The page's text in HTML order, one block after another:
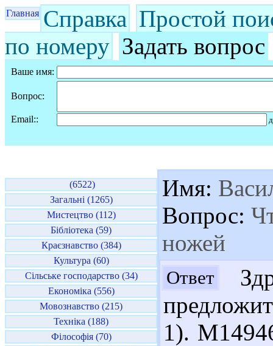
Главная Справка Простой
по номеру Задать вопрос
Ваше имя:
Вопрос:
Email::
(6522)
Загальні (1265)
Мистецтво (112)
Бібліотека (59)
Краєзнавство (384)
Культура (60)
Сільське господарство (34)
Економіка (556)
Мовознавство (215)
Техніка (188)
Філософія (70)
Имя:
Вопрос:
ножей
Ответ
1).